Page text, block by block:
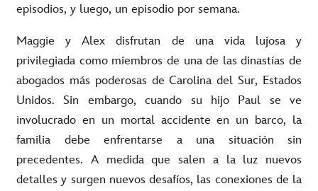
episodios, y luego, un episodio por semana.
Maggie y Alex disfrutan de una vida lujosa y
privilegiada como miembros de una de las dinastías de
abogados más poderosas de Carolina del Sur, Estados
Unidos. Sin embargo, cuando su hijo Paul se ve
involucrado en un mortal accidente en un barco, la
familia debe enfrentarse a una situación sin
precedentes. A medida que salen a la luz nuevos
detalles y surgen nuevos desafíos, las conexiones de la